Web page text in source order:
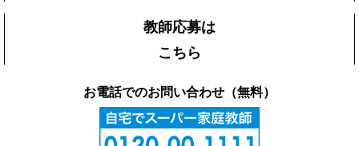
教師応募は
こちら
お電話でのお問い合わせ（無料）